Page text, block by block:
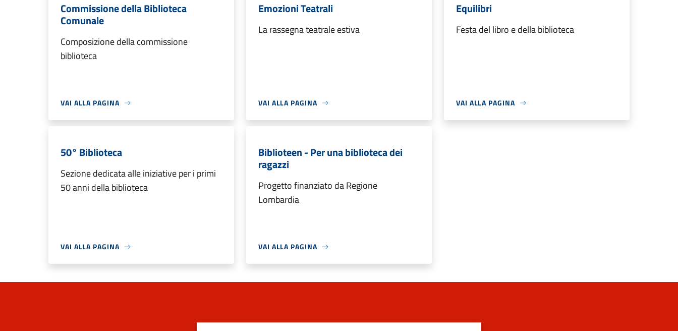
Commissione della Biblioteca
Comunale
Composizione della commissione
biblioteca
VAI ALLA PAGINA
Emozioni Teatrali
La rassegna teatrale estiva
VAI ALLA PAGINA
Equilibri
Festa del libro e della biblioteca
VAI ALLA PAGINA
50° Biblioteca
Sezione dedicata alle iniziative per i primi
50 anni della biblioteca
VAI ALLA PAGINA
Biblioteen - Per una biblioteca dei
ragazzi
Progetto finanziato da Regione
Lombardia
VAI ALLA PAGINA